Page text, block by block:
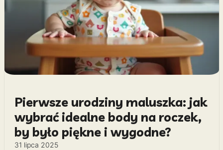
Pierwsze urodziny maluszka: jak
wybrać idealne body na roczek,
by było piękne i wygodne?
31 lipca 2025